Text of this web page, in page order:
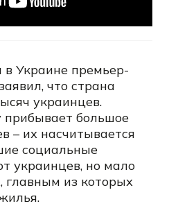
Украине премьер-
что страна
украинцев.
прибывает большое
– их насчитывается
социальные
украинцев, но мало
главным из которых